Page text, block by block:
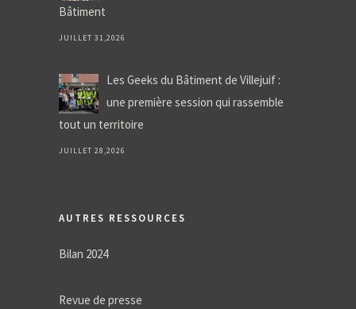
Bâtiment
JUILLET 31,2026
Les Geeks du Bâtiment de Villejuif :
une première session qui rassemble
tout un territoire
JUILLET 28,2026
AUTRES RESSOURCES
Bilan 2024
Revue de presse